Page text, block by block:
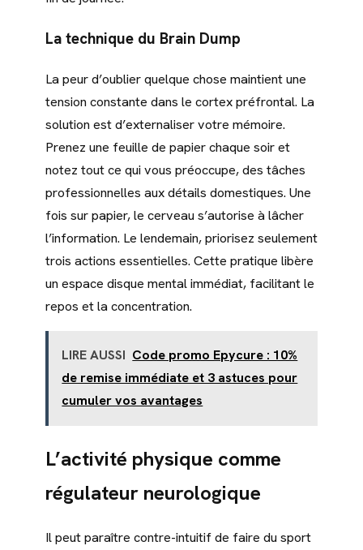
La technique du Brain Dump
La peur d’oublier quelque chose maintient une
tension constante dans le cortex préfrontal. La
solution est d’externaliser votre mémoire.
Prenez une feuille de papier chaque soir et
notez tout ce qui vous préoccupe, des tâches
professionnelles aux détails domestiques. Une
fois sur papier, le cerveau s’autorise à lâcher
l’information. Le lendemain, priorisez seulement
trois actions essentielles. Cette pratique libère
un espace disque mental immédiat, facilitant le
repos et la concentration.
LIRE AUSSI Code promo Epycure : 10%
de remise immédiate et 3 astuces pour
cumuler vos avantages
L’activité physique comme
régulateur neurologique
Il peut paraître contre-intuitif de faire du sport